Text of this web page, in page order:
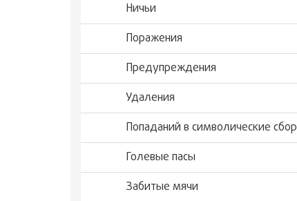
Ничьи
Поражения
Предупреждения
Удаления
Попаданий в символические
Голевые пасы
Забитые мячи